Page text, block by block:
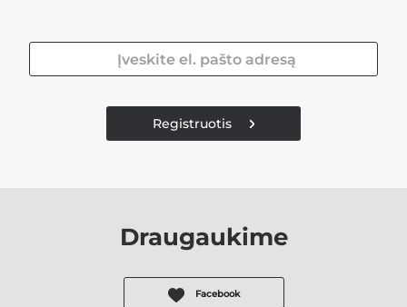
Registruotis
Draugaukime
Facebook